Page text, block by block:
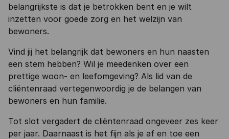
belangrijkste is dat je betrokken bent en je wilt
inzetten voor goede zorg en het welzijn van
bewoners.
Vind jij het belangrijk dat bewoners en hun naasten
een stem hebben? Wil je meedenken over een
prettige woon- en leefomgeving? Als lid van de
cliëntenraad vertegenwoordig je de belangen van
bewoners en hun familie.
Tot slot vergadert de cliëntenraad ongeveer zes keer
per jaar. Daarnaast is het fijn als je af en toe een